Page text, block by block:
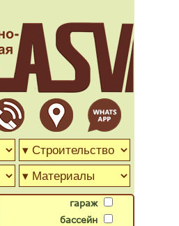
гараж
бассейн